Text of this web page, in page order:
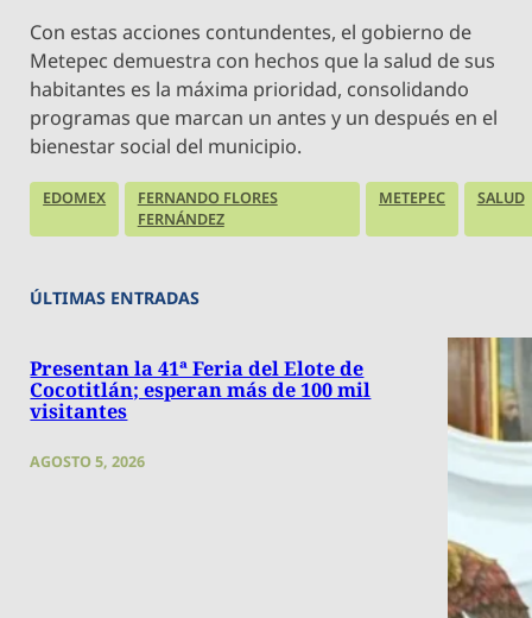
​Con estas acciones contundentes, el gobierno de
Metepec demuestra con hechos que la salud de sus
habitantes es la máxima prioridad, consolidando
programas que marcan un antes y un después en el
bienestar social del municipio.
EDOMEX
FERNANDO FLORES
FERNÁNDEZ
METEPEC SALUD
ÚLTIMAS ENTRADAS
Presentan la 41ª Feria del Elote de
Cocotitlán; esperan más de 100 mil
visitantes
AGOSTO 5, 2026